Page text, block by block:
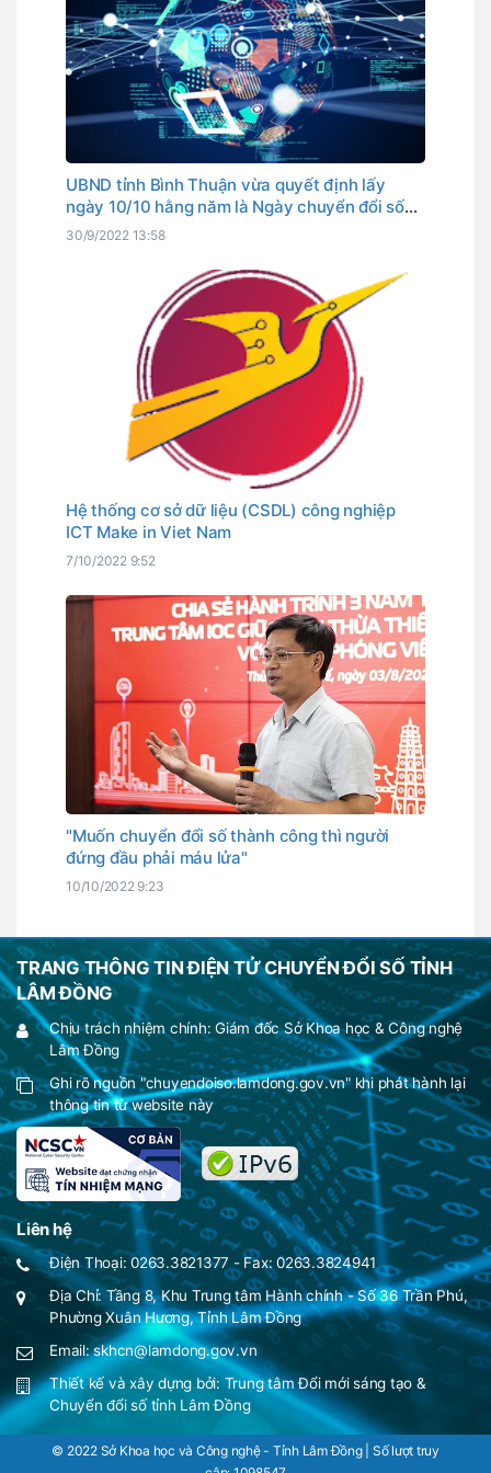
UBND tỉnh Bình Thuận vừa quyết định lấy
ngày 10/10 hằng năm là Ngày chuyển đổi số
tỉnh. Đây cũng là ngày Thủ tướng Chính phủ
30/9/2022 13:58
Hệ thống cơ sở dữ liệu (CSDL) công nghiệp
ICT Make in Viet Nam
7/10/2022 9:52
"Muốn chuyển đổi số thành công thì người
đứng đầu phải máu lửa"
10/10/2022 9:23
TRANG THÔNG TIN ĐIỆN TỬ CHUYỂN ĐỔI SỐ TỈNH
LÂM ĐỒNG
Chịu trách nhiệm chính: Giám đốc Sở Khoa học & Công nghệ
Lâm Đồng
Ghi rõ nguồn "chuyendoiso.lamdong.gov.vn" khi phát hành lại
thông tin từ website này
Liên hệ
Điện Thoại: 0263.3821377 - Fax: 0263.3824941
Địa Chỉ: Tầng 8, Khu Trung tâm Hành chính - Số 36 Trần Phú,
Phường Xuân Hương, Tỉnh Lâm Đồng
Email: skhcn@lamdong.gov.vn
Thiết kế và xây dựng bởi: Trung tâm Đổi mới sáng tạo &
Chuyển đổi số tỉnh Lâm Đồng
© 2022 Sở Khoa học và Công nghệ - Tỉnh Lâm Đồng | Số lượt truy